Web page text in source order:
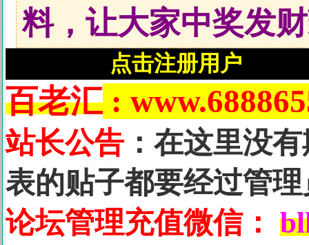
料，让大家中奖发
点击注册用户
百老汇 :
站长公告：在这里没
表的贴子都要经过管
论坛管理充值微信：